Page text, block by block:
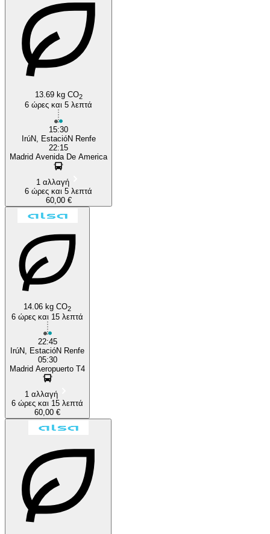
13.69 kg CO2
6 ώρες και 5 λεπτά
15:30
IrúN, EstacióN Renfe
22:15
Madrid Avenida De America
1 αλλαγή
6 ώρες και 5 λεπτά
60,00 €
14.06 kg CO2
6 ώρες και 15 λεπτά
22:45
IrúN, EstacióN Renfe
05:30
Madrid Aeropuerto T4
1 αλλαγή
6 ώρες και 15 λεπτά
60,00 €